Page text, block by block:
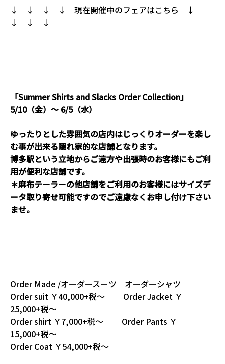
↓ ↓ ↓ ↓ 現在開催中のフェアはこちら ↓
↓ ↓ ↓
「Summer Shirts and Slacks Order Collection」
5/10（金）～ 6/5（水）
ゆったりとした雰囲気の店内はじっくりオーダーを楽し
む事が出来る隠れ家的な店舗となります。
博多駅という立地からご遠方や出張時のお客様にもご利
用が便利な店舗です。
＊麻布テーラーの他店舗をご利用のお客様にはサイズデ
ータ取り寄せ可能ですのでご遠慮なくお申し付け下さい
ませ。
Order Made /オーダースーツ オーダーシャツ
Order suit ￥40,000+税～ Order Jacket ￥
25,000+税～
Order shirt ￥7,000+税～ Order Pants ￥
15,000+税～
Order Coat ￥54,000+税～